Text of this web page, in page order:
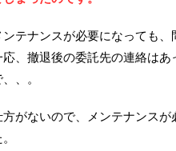
ンテナンスが必要になっても
応、撤退後の委託先の連絡は
、。
方がないので、メンテナンス